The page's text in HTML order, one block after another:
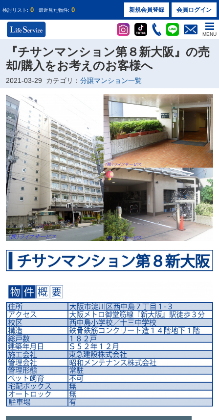
検討リスト: 0 最近見た物件: 0 新規会員登録 会員ログイン
MENU
『チサンマンション第８新大阪』の売
却/購入をお考えのお客様へ
2021-03-29 カテゴリ： 分譲マンション一覧